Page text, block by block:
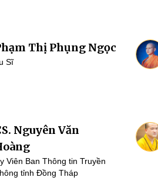
Thị Phụng Ngọc
Sĩ
Nguyên Văn
Viên Ban Thông tin Truyền
tỉnh Đồng Tháp